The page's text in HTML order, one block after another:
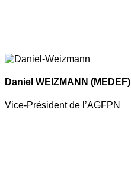
Daniel WEIZMANN (MEDEF)
Vice-Président de l’AGFPN